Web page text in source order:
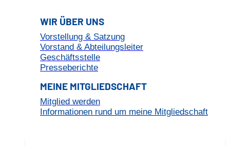
WIR ÜBER UNS
Vorstellung & Satzung
Vorstand & Abteilungsleiter
Geschäftsstelle
Presseberichte
MEINE MITGLIEDSCHAFT
Mitglied werden
Informationen rund um meine Mitgliedschaft